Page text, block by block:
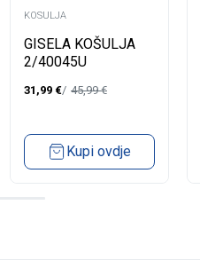
KOSULJA
GISELA KOŠULJA
2/40045U
31,99 € 45,99€
Kupi ovdje